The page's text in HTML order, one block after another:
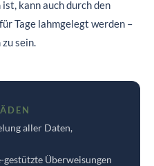
kann auch durch den
Tage lahmgelegt werden –
sein.
aller Daten,
Überweisungen